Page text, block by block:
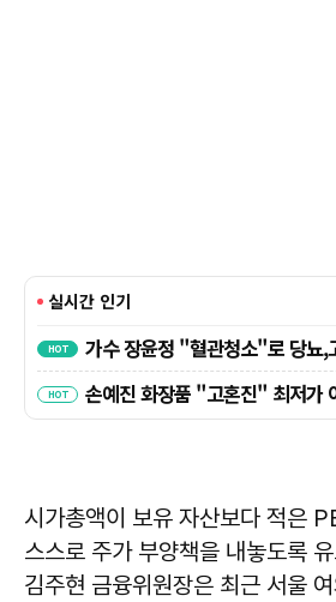
시가총액이 보유 자산보다 적은
스스로 주가 부양책을 내놓도록
김주현 금융위원장은 최근 서울